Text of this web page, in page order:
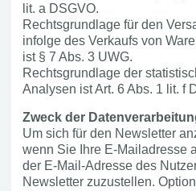
lit. a DSGVO.
Rechtsgrundlage für den
infolge des Verkaufs von
ist § 7 Abs. 3 UWG.
Rechtsgrundlage der
Analysen ist Art. 6 Abs. 1 lit. f
Zweck der
Um sich für den Newsletter
wenn Sie Ihre E-Mailadresse
der E-Mail-Adresse des
Newsletter zuzustellen.